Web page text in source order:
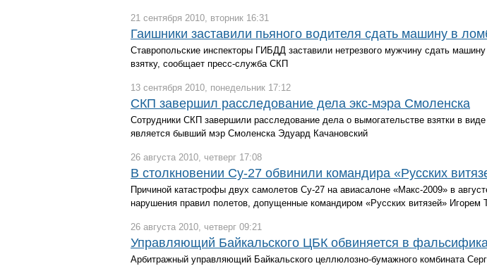
21 сентября 2010, вторник 16:31
Гаишники заставили пьяного водителя сдать машину в
Ставропольские инспекторы ГИБДД заставили нетрезвого мужчину сдать
взятку, сообщает пресс-служба СКП
13 сентября 2010, понедельник 17:12
СКП завершил расследование дела экс-мэра Смоленска
Сотрудники СКП завершили расследование дела о вымогательстве взятки в
является бывший мэр Смоленска Эдуард Качановский
26 августа 2010, четверг 17:08
В столкновении Су-27 обвинили командира «Русских
Причиной катастрофы двух самолетов Су-27 на авиасалоне «Макс-2009» в
нарушения правил полетов, допущенные командиром «Русских витязей» Игорем
26 августа 2010, четверг 09:21
Управляющий Байкальского ЦБК обвиняется в
Арбитражный управляющий Байкальского целлюлозно-бумажного комбината